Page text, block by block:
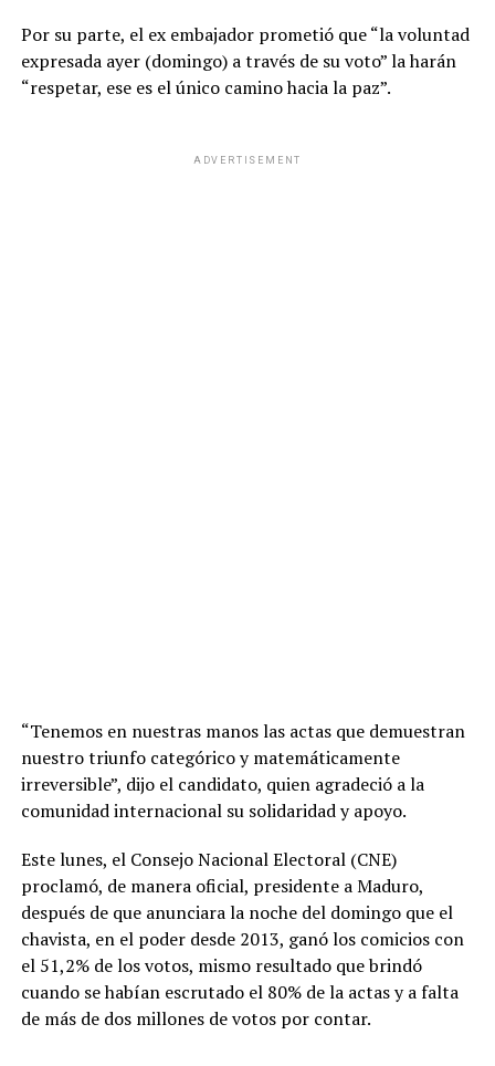
Por su parte, el ex embajador prometió que “la voluntad
expresada ayer (domingo) a través de su voto” la harán
“respetar, ese es el único camino hacia la paz”.
ADVERTISEMENT
“Tenemos en nuestras manos las actas que demuestran
nuestro triunfo categórico y matemáticamente
irreversible”, dijo el candidato, quien agradeció a la
comunidad internacional su solidaridad y apoyo.
Este lunes, el Consejo Nacional Electoral (CNE)
proclamó, de manera oficial, presidente a Maduro,
después de que anunciara la noche del domingo que el
chavista, en el poder desde 2013, ganó los comicios con
el 51,2% de los votos, mismo resultado que brindó
cuando se habían escrutado el 80% de la actas y a falta
de más de dos millones de votos por contar.